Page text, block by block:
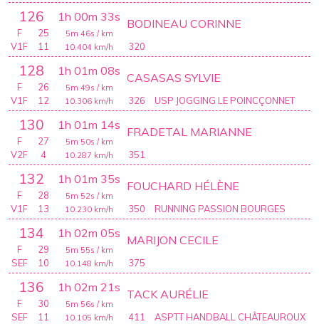
126 1h 00m 33s
320
BODINEAU CORINNE
5m 46s / km
10.404 km/h
F
25
V1F
11
128 1h 01m 08s
326
CASASAS SYLVIE
5m 49s / km
10.306 km/h
F
26
V1F
12 USP JOGGING LE POINCÇONNET
130 1h 01m 14s
351
FRADETAL MARIANNE
5m 50s / km
10.287 km/h
F
27
V2F
4
132 1h 01m 35s
350
FOUCHARD HÉLÈNE
5m 52s / km
10.230 km/h
F
28
V1F
13 RUNNING PASSION BOURGES
134 1h 02m 05s
375
MARIJON CECILE
5m 55s / km
10.148 km/h
F
29
SEF
10
136 1h 02m 21s
411
TACK AURÉLIE
5m 56s / km
10.105 km/h
F
30
SEF
11 ASPTT HANDBALL CHÂTEAUROUX